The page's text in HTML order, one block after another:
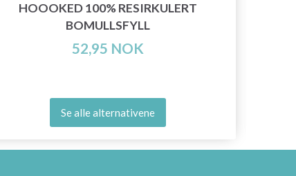
HOOOKED 100% RESIRKULERT
BOMULLSFYLL
52,95 NOK
Se alle alternativene